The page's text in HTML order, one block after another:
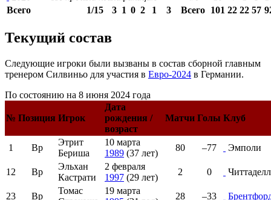
Всего
1/15 3 1 0 2 1 3 Всего 101 22 22 57
Текущий состав
Следующие игроки были вызваны в состав сборной главным
тренером Силвиньо для участия в Евро-2024 в Германии.
По состоянию на 8 июня 2024 года
№ Позиция Игрок
Дата
рождения /
возраст
Матчи Голы Клуб
1 Вр
Этрит
Бериша
10 марта
1989 (37 лет)
80 –77 Эмполи
12 Вр
Эльхан
Кастрати
2 февраля
1997 (29 лет)
2 0
23 Вр
Томас
19 марта
28 –33